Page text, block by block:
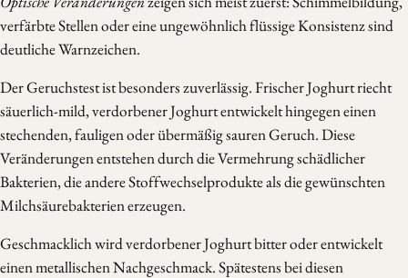
verfärbte Stellen oder eine ungewöhnlich flüssige Konsistenz sind
deutliche Warnzeichen.
Der Geruchstest ist besonders zuverlässig. Frischer Joghurt riecht
säuerlich-mild, verdorbener Joghurt entwickelt hingegen einen
stechenden, fauligen oder übermäßig sauren Geruch. Diese
Veränderungen entstehen durch die Vermehrung schädlicher
Bakterien, die andere Stoffwechselprodukte als die gewünschten
Milchsäurebakterien erzeugen.
Geschmacklich wird verdorbener Joghurt bitter oder entwickelt
einen metallischen Nachgeschmack. Spätestens bei diesen